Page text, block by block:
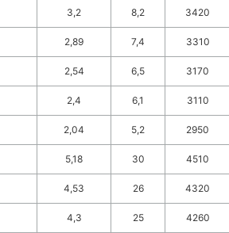
3,2 8,2 3420
2,89 7,4 3310
2,54 6,5 3170
2,4 6,1 3110
2,04 5,2 2950
5,18 30 4510
4,53 26 4320
4,3 25 4260